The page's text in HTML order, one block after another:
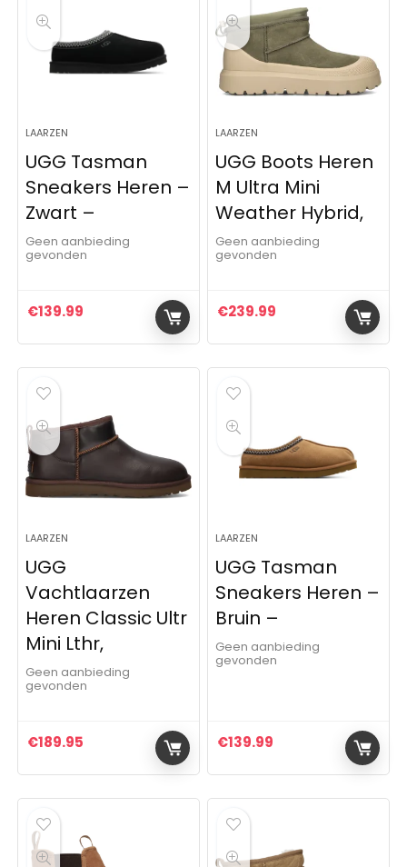
LAARZEN
UGG Tasman
Sneakers Heren –
Zwart –
Geen aanbieding
gevonden
€139.99
LAARZEN
UGG Boots Heren
M Ultra Mini
Weather Hybrid,
Geen aanbieding
gevonden
€239.99
LAARZEN
UGG
Vachtlaarzen
Heren Classic Ultr
Mini Lthr,
Geen aanbieding
gevonden
€189.95
LAARZEN
UGG Tasman
Sneakers Heren –
Bruin –
Geen aanbieding
gevonden
€139.99